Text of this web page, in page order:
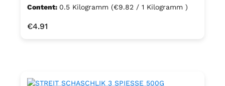
würzig-pikante Spezialität. Die nach
„würzige Soße“ ist eine Kompostion aus
Content: 0.5 Kilogramm (€9.82 / 1 Kilogramm )
Regular price:
€4.91